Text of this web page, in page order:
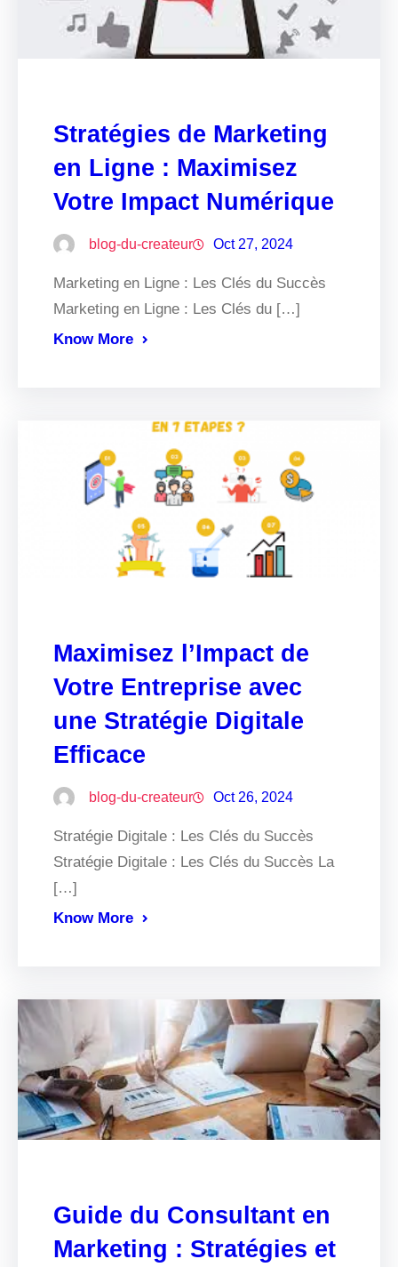
Stratégies de Marketing
en Ligne : Maximisez
Votre Impact Numérique
blog-du-createur Oct 27, 2024
Marketing en Ligne : Les Clés du Succès
Marketing en Ligne : Les Clés du […]
Know More
Maximisez l’Impact de
Votre Entreprise avec
une Stratégie Digitale
Efficace
blog-du-createur Oct 26, 2024
Stratégie Digitale : Les Clés du Succès
Stratégie Digitale : Les Clés du Succès La
[…]
Know More
Guide du Consultant en
Marketing : Stratégies et